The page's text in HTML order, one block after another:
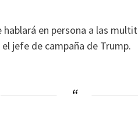
hablará en persona a las
jefe de campaña de Trump.